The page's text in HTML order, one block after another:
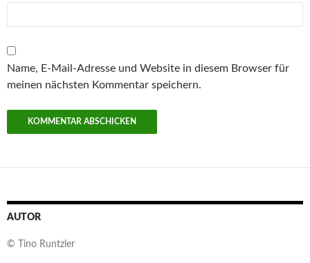
Name, E-Mail-Adresse und Website in diesem Browser für
meinen nächsten Kommentar speichern.
AUTOR
© Tino Runtzler